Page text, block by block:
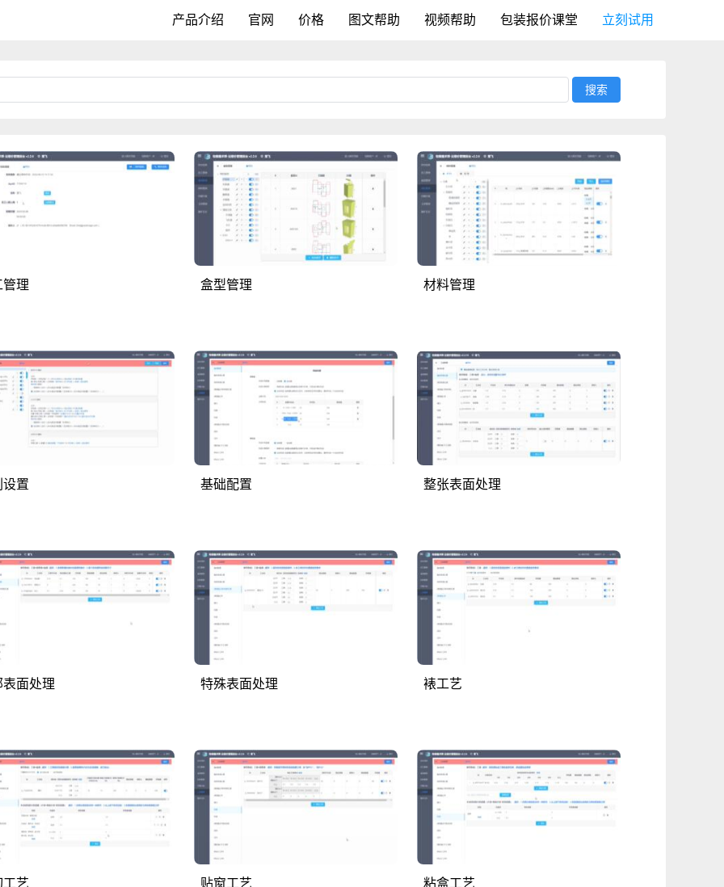
产品介绍 官网 价格 图文帮助 视频帮助 包装报价课堂 立刻试用
搜索
管理 盒型管理 材料管理
设置 基础配置 整张表面处理
表面处理 特殊表面处理 裱工艺
工艺 贴窗工艺 粘盒工艺